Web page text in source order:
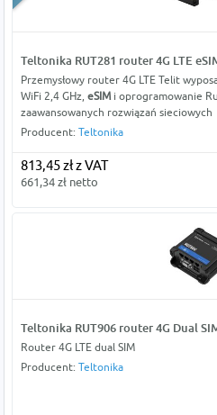
Teltonika RUT281 router 4G LTE
Przemysłowy router 4G LTE Telit
WiFi 2,4 GHz, eSIMi oprogramowanie
zaawansowanych rozwiązań sieciowych
Producent: Teltonika
813,45 zł z VAT
661,34 zł netto
Teltonika RUT906 router 4G Dual
Router 4G LTE dual SIM
Producent: Teltonika